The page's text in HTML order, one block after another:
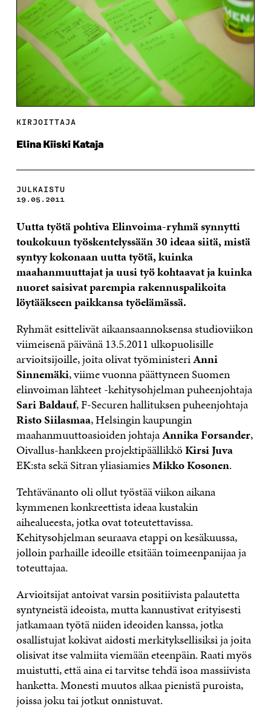
KIRJOITTAJA
Elina Kiiski Kataja
JULKAISTU
19.05.2011
Uutta työtä pohtiva Elinvoima-ryhmä synnytti
toukokuun työskentelyssään 30 ideaa siitä, mistä
syntyy kokonaan uutta työtä, kuinka
maahanmuuttajat ja uusi työ kohtaavat ja kuinka
nuoret saisivat parempia rakennuspalikoita
löytääkseen paikkansa työelämässä.
Ryhmät esittelivät aikaansaannoksensa studioviikon
viimeisenä päivänä 13.5.2011 ulkopuolisille
arvioitsijoille, joita olivat työministeriAnni
Sinnemäki, viime vuonna päättyneen Suomen
elinvoiman lähteet -kehitysohjelman puheenjohtaja
Sari Baldauf, F-Securen hallituksen puheenjohtaja
Risto Siilasmaa, Helsingin kaupungin
maahanmuuttoasioiden johtajaAnnika Forsander,
Oivallus-hankkeen projektipäällikköKirsi Juva
EK:sta sekä Sitran yliasiamiesMikko Kosonen.
Tehtävänanto oli ollut työstää viikon aikana
kymmenen konkreettista ideaa kustakin
aihealueesta, jotka ovat toteutettavissa.
Kehitysohjelman seuraava etappi on kesäkuussa,
jolloin parhaille ideoille etsitään toimeenpanijaa ja
toteuttajaa.
Arvioitsijat antoivat varsin positiivista palautetta
syntyneistä ideoista, mutta kannustivat erityisesti
jatkamaan työtä niiden ideoiden kanssa, jotka
osallistujat kokivat aidosti merkityksellisiksi ja joita
olisivat itse valmiita viemään eteenpäin. Raati myös
muistutti, että aina ei tarvitse tehdä isoa massiivista
hanketta. Monesti muutos alkaa pienistä puroista,
joissa joku tai jotkut onnistuvat.